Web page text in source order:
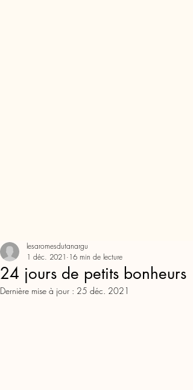
24 jours de petits bonheurs
lesaromesdutanargu
1 déc. 2021 16 min de lecture
Dernière mise à jour : 25 déc. 2021